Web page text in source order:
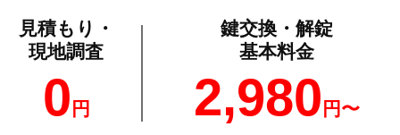
見積もり・
現地調査
0 円
鍵交換・解錠
基本料金
2,980 円〜